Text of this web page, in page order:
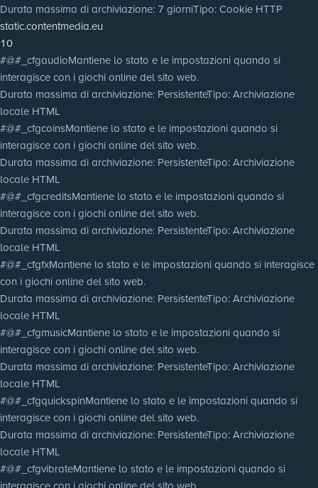
Durata massima di archiviazione: 7 giorniTipo: Cookie HTTP
static.contentmedia.eu
10
#@#_cfgaudioMantiene lo stato e le impostazioni quando si
interagisce con i giochi online del sito web.
Durata massima di archiviazione: PersistenteTipo: Archiviazione
locale HTML
#@#_cfgcoinsMantiene lo stato e le impostazioni quando si
interagisce con i giochi online del sito web.
Durata massima di archiviazione: PersistenteTipo: Archiviazione
locale HTML
#@#_cfgcreditsMantiene lo stato e le impostazioni quando si
interagisce con i giochi online del sito web.
Durata massima di archiviazione: PersistenteTipo: Archiviazione
locale HTML
#@#_cfgfxMantiene lo stato e le impostazioni quando si interagisce
con i giochi online del sito web.
Durata massima di archiviazione: PersistenteTipo: Archiviazione
locale HTML
#@#_cfgmusicMantiene lo stato e le impostazioni quando si
interagisce con i giochi online del sito web.
Durata massima di archiviazione: PersistenteTipo: Archiviazione
locale HTML
#@#_cfgquickspinMantiene lo stato e le impostazioni quando si
interagisce con i giochi online del sito web.
Durata massima di archiviazione: PersistenteTipo: Archiviazione
locale HTML
#@#_cfgvibrateMantiene lo stato e le impostazioni quando si